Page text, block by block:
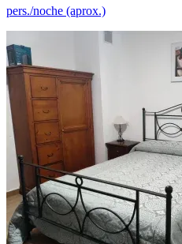
pers./noche (aprox.)